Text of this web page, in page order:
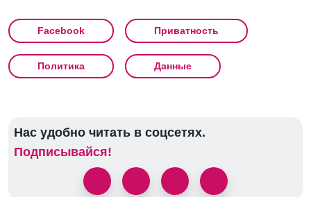
Facebook Приватность
Политика Данные
Нас удобно читать в соцсетях.
Подписывайся!